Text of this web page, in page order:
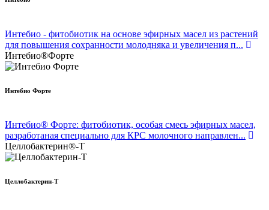
Интебио - фитобиотик на основе эфирных масел из растений
для повышения сохранности молодняка и увеличения п...
Интебио®Форте
Интебио Форте
Интебио® Форте: фитобиотик, особая смесь эфирных масел,
разработаная специально для КРС молочного направлен...
Целлобактерин®-Т
Целлобактерин-Т